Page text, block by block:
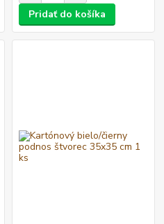
Pridať do košíka